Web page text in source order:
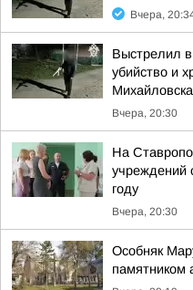
Вчера,
Выстрелил
убийство и
Вчера, 20:30
На
учреждений
году
Вчера, 20:30
Особняк
памятником